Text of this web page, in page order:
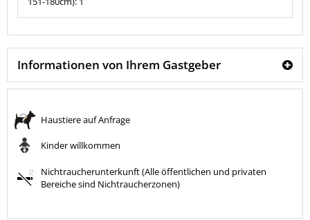
Informationen von Ihrem Gastgeber
Haustiere auf Anfrage
Kinder willkommen
Nichtraucherunterkunft (Alle öffentlichen und privaten
Bereiche sind Nichtraucherzonen)